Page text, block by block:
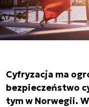
Cyfryzacja ma
bezpieczeństwo
tym w Norwegii.